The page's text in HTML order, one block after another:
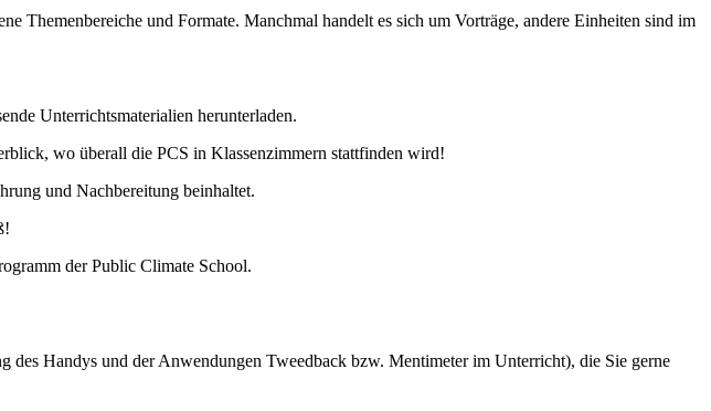
Themenbereiche und Formate. Manchmal handelt es sich um Vorträge, andere Einheiten sind im
Unterrichtsmaterialien herunterladen.
wo überall die PCS in Klassenzimmern stattfinden wird!
und Nachbereitung beinhaltet.
der Public Climate School.
Handys und der Anwendungen Tweedback bzw. Mentimeter im Unterricht), die Sie gerne